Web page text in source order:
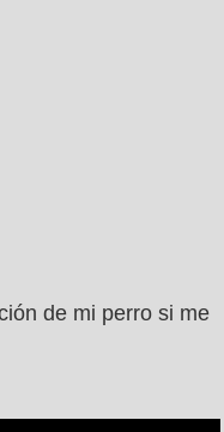
de mi perro si me